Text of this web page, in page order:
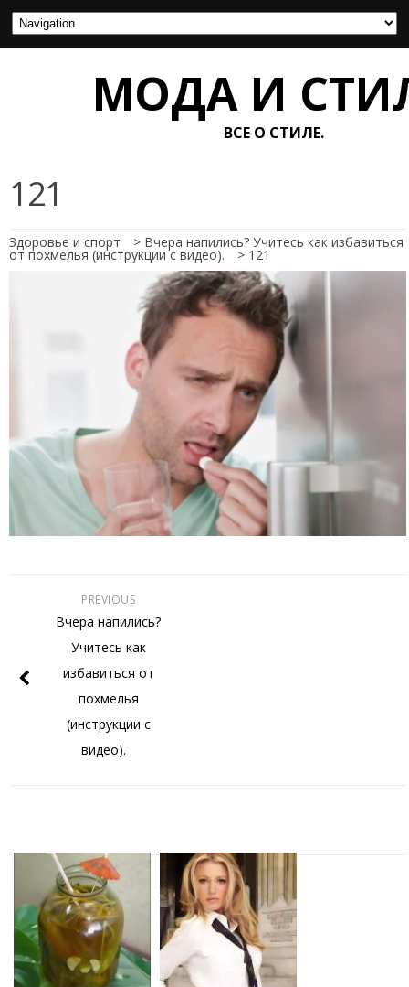
МОДА И
ВСЕ О СТИЛЕ.
121
Здоровье и спорт > Вчера напились? Учитесь как избавиться
от похмелья (инструкции с видео). > 121
PREVIOUS
Вчера напились?
Учитесь как
избавиться от
похмелья
(инструкции с
видео).